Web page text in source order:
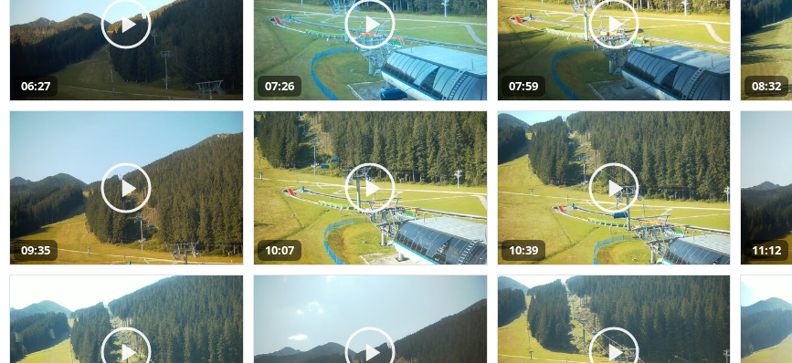
06:27 07:26 07:59 08:32
09:35 10:07 10:39 11:12